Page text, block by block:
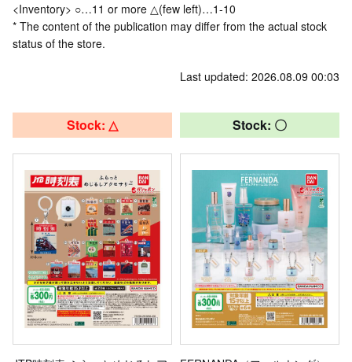
<Inventory> ○…11 or more △(few left)…1-10
* The content of the publication may differ from the actual stock
status of the store.
Last updated: 2026.08.09 00:03
Stock: △ Stock: 〇